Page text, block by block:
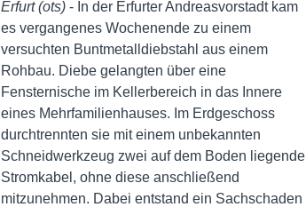
Erfurt (ots)- In der Erfurter Andreasvorstadt kam
es vergangenes Wochenende zu einem
versuchten Buntmetalldiebstahl aus einem
Rohbau. Diebe gelangten über eine
Fensternische im Kellerbereich in das Innere
eines Mehrfamilienhauses. Im Erdgeschoss
durchtrennten sie mit einem unbekannten
Schneidwerkzeug zwei auf dem Boden liegende
Stromkabel, ohne diese anschließend
mitzunehmen. Dabei entstand ein Sachschaden